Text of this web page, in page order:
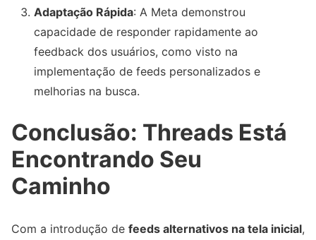
Adaptação Rápida: A Meta demonstrou
capacidade de responder rapidamente ao
feedback dos usuários, como visto na
implementação de feeds personalizados e
melhorias na busca.
Conclusão: Threads Está
Encontrando Seu
Caminho
Com a introdução de feeds alternativos na tela inicial,